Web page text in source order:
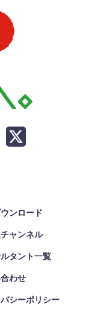
ンロード
ャンネル
タント一覧
わせ
シーポリシー